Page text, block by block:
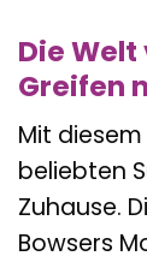
Die
Greifen
Mit
beliebten
Zuhause.
Bowsers